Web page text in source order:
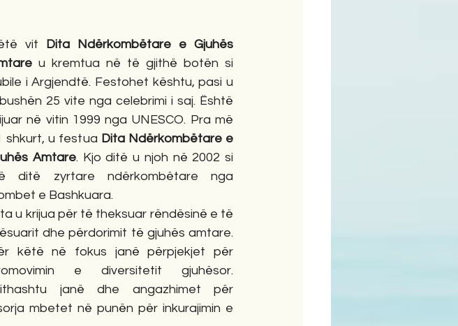
vit
Dita Ndërkombëtare e Gjuhës
u kremtua në të gjithë botën si
i Argjendtë. Festohet kështu, pasi u
25 vite nga celebrimi i saj. Është
në vitin 1999 nga UNESCO. Pra më
shkurt, u festua Dita Ndërkombëtare e
Amtare. Kjo ditë u njoh në 2002 si
ditë zyrtare ndërkombëtare nga
e Bashkuara.
u krijua për të theksuar rëndësinë e të
dhe përdorimit të gjuhës amtare.
këtë në fokus janë përpjekjet për
e diversitetit gjuhësor.
janë dhe angazhimet për
mbetet në punën për inkurajimin e